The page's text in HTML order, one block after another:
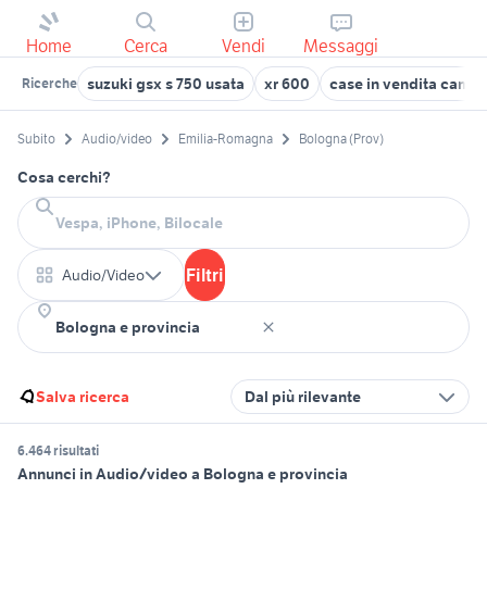
Home Cerca Vendi Messaggi
Ricerche suzuki gsx s 750 usata xr 600 case in vendita
Subito Audio/video Emilia-Romagna Bologna (Prov)
Cosa cerchi?
Audio/Video Filtri
Salva ricerca Dal più rilevante
6.464 risultati
Annunci in Audio/video a Bologna e provincia